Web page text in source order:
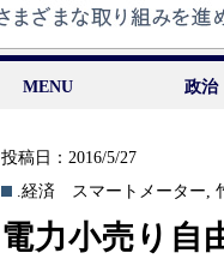
MENU 政治
投稿日：2016/5/27
.経済
スマートメーター,
電力小売り